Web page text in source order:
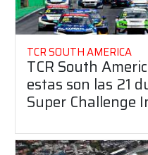
TCR SOUTH AMERICA
TCR South
estas son las 21
Super Challenge